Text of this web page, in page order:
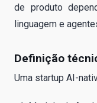
de produto
linguagem e
Definição
Uma startup AI-